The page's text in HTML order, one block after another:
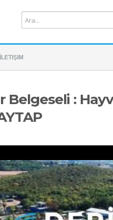
İLETIŞIM
Belgeseli :